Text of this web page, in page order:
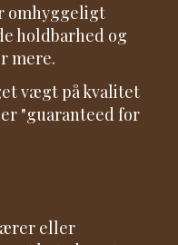
omhyggeligt
holdbarhed og
mere.
vægt på kvalitet
"guaranteed for
eller